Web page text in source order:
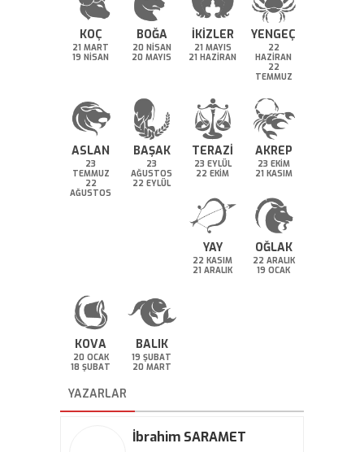
KOÇ
21 MART
19 NİSAN
BOĞA
20 NİSAN
20 MAYIS
İKİZLER
21 MAYIS
21 HAZİRAN
YENGEÇ
22
HAZİRAN
22
TEMMUZ
ASLAN
23
TEMMUZ
22
AĞUSTOS
BAŞAK
23
AĞUSTOS
22 EYLÜL
TERAZİ
23 EYLÜL
22 EKİM
AKREP
23 EKİM
21 KASIM
YAY
22 KASIM
21 ARALIK
OĞLAK
22 ARALIK
19 OCAK
KOVA
20 OCAK
18 ŞUBAT
BALIK
19 ŞUBAT
20 MART
YAZARLAR
İbrahim SARAMET